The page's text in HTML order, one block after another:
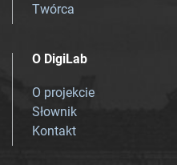
Twórca
O DigiLab
O projekcie
Słownik
Kontakt